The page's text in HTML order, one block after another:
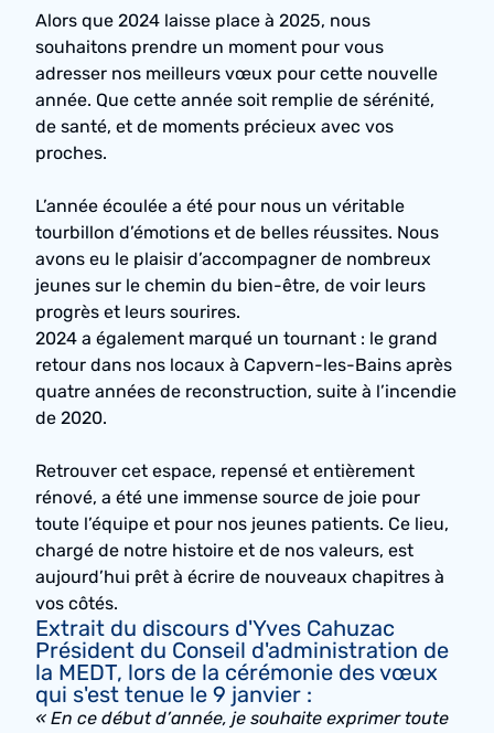
Alors que 2024 laisse place à 2025, nous
souhaitons prendre un moment pour vous
adresser nos meilleurs vœux pour cette nouvelle
année. Que cette année soit remplie de sérénité,
de santé, et de moments précieux avec vos
proches.
L’année écoulée a été pour nous un véritable
tourbillon d’émotions et de belles réussites. Nous
avons eu le plaisir d’accompagner de nombreux
jeunes sur le chemin du bien-être, de voir leurs
progrès et leurs sourires.
2024 a également marqué un tournant : le grand
retour dans nos locaux à Capvern-les-Bains après
quatre années de reconstruction, suite à l’incendie
de 2020.
Retrouver cet espace, repensé et entièrement
rénové, a été une immense source de joie pour
toute l’équipe et pour nos jeunes patients. Ce lieu,
chargé de notre histoire et de nos valeurs, est
aujourd’hui prêt à écrire de nouveaux chapitres à
vos côtés.
Extrait du discours d'Yves Cahuzac
Président du Conseil d'administration de
la MEDT, lors de la cérémonie des vœux
qui s'est tenue le 9 janvier :
« En ce début d’année, je souhaite exprimer toute